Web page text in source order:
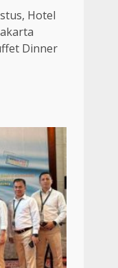
Hotel
Dinner